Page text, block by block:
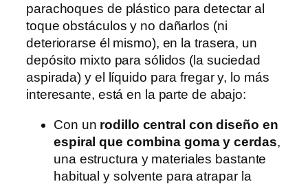
parachoques de plástico para detectar al
toque obstáculos y no dañarlos (ni
deteriorarse él mismo), en la trasera, un
depósito mixto para sólidos (la suciedad
aspirada) y el líquido para fregar y, lo más
interesante, está en la parte de abajo:
Con un rodillo central con diseño en
espiral que combina goma y cerdas,
una estructura y materiales bastante
habitual y solvente para atrapar la